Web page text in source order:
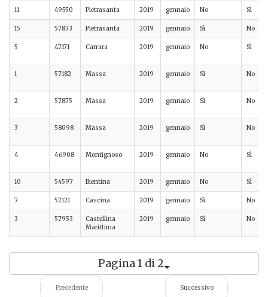
11 49550 Pietrasanta 2019 gennaio No Sì
15 57873 Pietrasanta 2019 gennaio Sì No
5 47171 Carrara 2019 gennaio No Sì
1 57182 Massa 2019 gennaio Sì No
2 57875 Massa 2019 gennaio Sì No
3 58098 Massa 2019 gennaio Sì No
4 46908 Montignoso 2019 gennaio No Sì
10 54597 Bientina 2019 gennaio No Sì
7 57121 Cascina 2019 gennaio Sì No
3 57953
Castellina
Marittima
2019 gennaio Sì No
Pagina 1 di 2
Precedente Successivo